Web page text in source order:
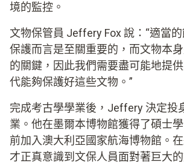
境的監控。
文物保管員 Jeffery Fox 說：“適當
保護而言是至關重要的，而文物本
的關鍵，因此我們需要盡可能地提
代能夠保護好這些文物。”
完成考古學學業後，Jeffery 決定投
業。他在墨爾本博物館獲得了碩士
前加入澳大利亞國家航海博物館。
才正真意識到文保人員面對著巨大